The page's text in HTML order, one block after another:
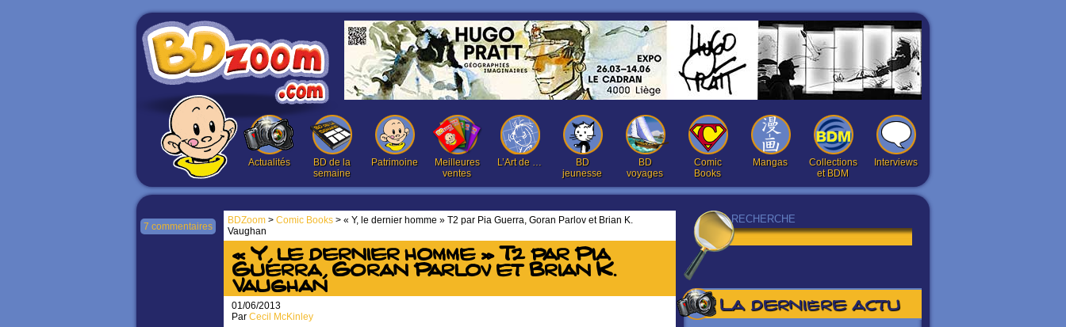
Actualités
BD de la
semaine
Patrimoine
Meilleures
ventes
L’Art de …
BD
jeunesse
BD
voyages
Comic
Books
Mangas
Collections
et BDM
Interviews
La dernière actu
BDZoom > Comic Books > « Y, le dernier homme » T2 par Pia Guerra, Goran Parlov et Brian K.
Vaughan
7 commentaires
« Y, le dernier homme » T2 par Pia
Guerra, Goran Parlov et Brian K.
Vaughan
01/06/2013
Par Cecil McKinley